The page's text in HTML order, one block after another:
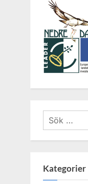
Sök
efter:
Kategorier